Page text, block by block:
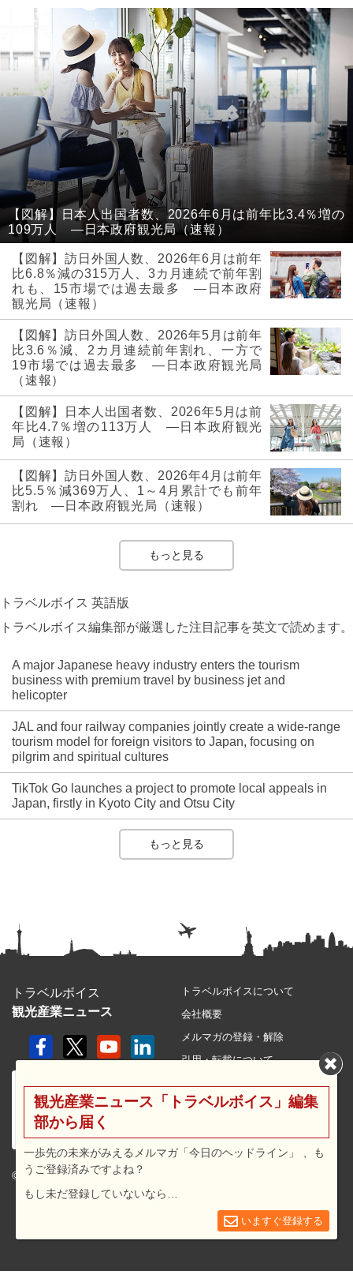
【図解】日本人出国者数、2026年6月は前年比3.4％増の
109万人 ―日本政府観光局（速報）
【図解】訪日外国人数、2026年6月は前年
比6.8％減の315万人、3カ月連続で前年割
れも、15市場では過去最多 ―日本政府
観光局（速報）
【図解】訪日外国人数、2026年5月は前年
比3.6％減、2カ月連続前年割れ、一方で
19市場では過去最多 ―日本政府観光局
（速報）
【図解】日本人出国者数、2026年5月は前
年比4.7％増の113万人 ―日本政府観光
局（速報）
【図解】訪日外国人数、2026年4月は前年
比5.5％減369万人、1～4月累計でも前年
割れ ―日本政府観光局（速報）
もっと見る
トラベルボイス 英語版
トラベルボイス編集部が厳選した注目記事を英文で読めます。
A major Japanese heavy industry enters the tourism
business with premium travel by business jet and
helicopter
JAL and four railway companies jointly create a wide-range
tourism model for foreign visitors to Japan, focusing on
pilgrim and spiritual cultures
TikTok Go launches a project to promote local appeals in
Japan, firstly in Kyoto City and Otsu City
もっと見る
トラベルボイス
観光産業ニュース
© 2026 travel voice.
トラベルボイスについて
会社概要
メルマガの登録・解除
引用・転載について
利用規約
広告メニュー・料金
観光産業ニュース「トラベルボイス」編集
部から届く
一歩先の未来がみえるメルマガ「今日のヘッドライン」 、も
うご登録済みですよね？
もし未だ登録していないなら…
いますぐ登録する